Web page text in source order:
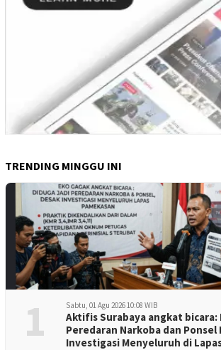
TRENDING MINGGU INI
1 Sabtu, 01 Agu 2026 10:08 WIB
Aktifis Surabaya angkat bicara:
Peredaran Narkoba dan Ponsel
Investigasi Menyeluruh di